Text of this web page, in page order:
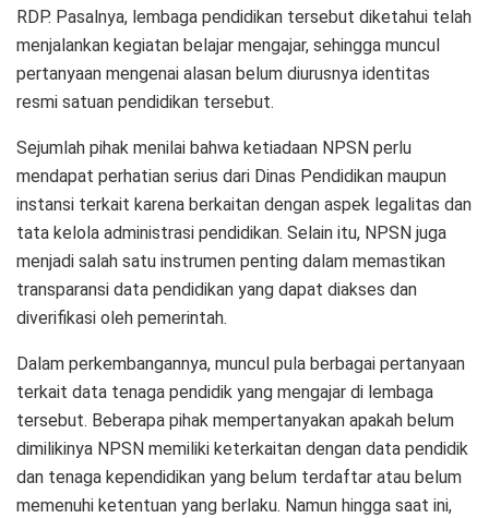
RDP. Pasalnya, lembaga pendidikan tersebut diketahui telah
menjalankan kegiatan belajar mengajar, sehingga muncul
pertanyaan mengenai alasan belum diurusnya identitas
resmi satuan pendidikan tersebut.
Sejumlah pihak menilai bahwa ketiadaan NPSN perlu
mendapat perhatian serius dari Dinas Pendidikan maupun
instansi terkait karena berkaitan dengan aspek legalitas dan
tata kelola administrasi pendidikan. Selain itu, NPSN juga
menjadi salah satu instrumen penting dalam memastikan
transparansi data pendidikan yang dapat diakses dan
diverifikasi oleh pemerintah.
Dalam perkembangannya, muncul pula berbagai pertanyaan
terkait data tenaga pendidik yang mengajar di lembaga
tersebut. Beberapa pihak mempertanyakan apakah belum
dimilikinya NPSN memiliki keterkaitan dengan data pendidik
dan tenaga kependidikan yang belum terdaftar atau belum
memenuhi ketentuan yang berlaku. Namun hingga saat ini,